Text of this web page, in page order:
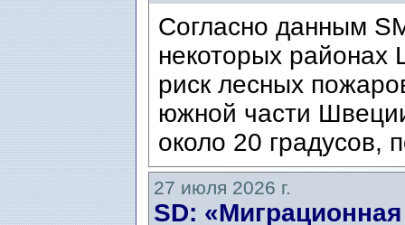
Согласно данным
некоторых районах
риск лесных
южной части
около 20 градусов,
27 июля 2026 г.
SD: